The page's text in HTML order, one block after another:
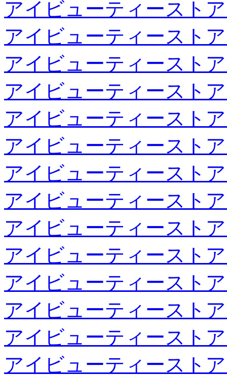
アイビューティースト
アイビューティースト
アイビューティースト
アイビューティースト
アイビューティースト
アイビューティースト
アイビューティースト
アイビューティースト
アイビューティースト
アイビューティースト
アイビューティースト
アイビューティースト
アイビューティースト
アイビューティースト